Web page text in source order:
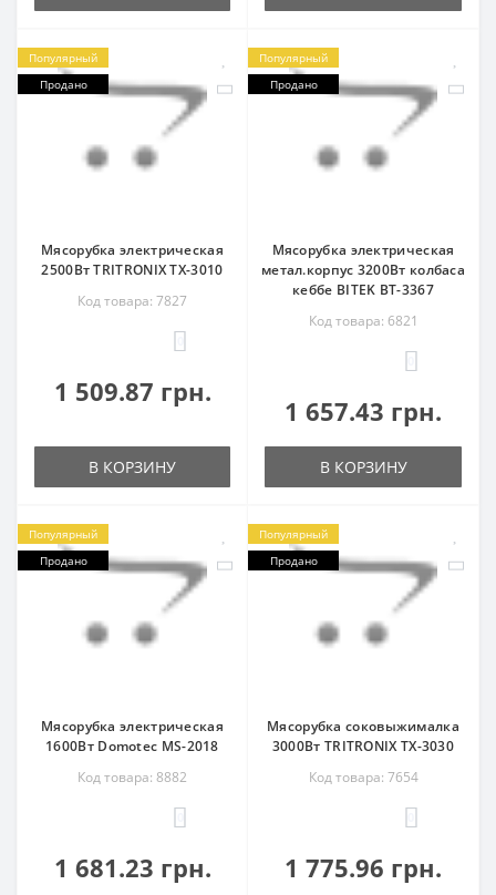
Популярный
Продано
Мясорубка электрическая
2500Вт TRITRONIX TX-3010
Код товара: 7827
1 509.87 грн.
В КОРЗИНУ
Популярный
Продано
Мясорубка электрическая
метал.корпус 3200Вт колбаса
кеббе BITEK BT-3367
Код товара: 6821
1 657.43 грн.
В КОРЗИНУ
Популярный
Продано
Мясорубка электрическая
1600Вт Domotec MS-2018
Код товара: 8882
1 681.23 грн.
Популярный
Продано
Мясорубка соковыжималка
3000Вт TRITRONIX TX-3030
Код товара: 7654
1 775.96 грн.